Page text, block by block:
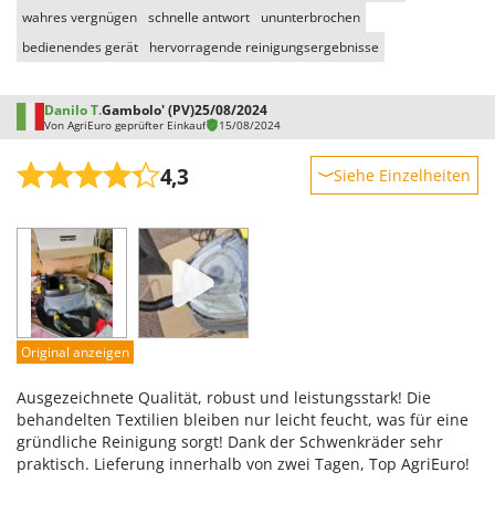
wahres vergnügen schnelle antwort
ununterbrochen
bedienendes gerät
hervorragende reinigungsergebnisse
Danilo T.Gambolo' (PV)25/08/2024
Von AgriEuro geprüfter Einkauf 15/08/2024
4,3 Siehe Einzelheiten
Leistung
Benutzerfreundlichkeit
Qualität / Preis
Schwierigkeitsgrad Zusammenbau
Original anzeigen
Ausgezeichnete Qualität, robust und leistungsstark! Die
behandelten Textilien bleiben nur leicht feucht, was für eine
gründliche Reinigung sorgt! Dank der Schwenkräder sehr
praktisch. Lieferung innerhalb von zwei Tagen, Top AgriEuro!